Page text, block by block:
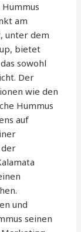
am
unter dem
bietet
sowohl
Der
wie den
Hummus
auf
und
seinen